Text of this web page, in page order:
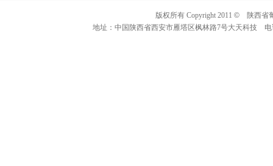
版权所有 Copyright 2011 © 陕西省
地址：中国陕西省西安市雁塔区枫林路7号大天科技